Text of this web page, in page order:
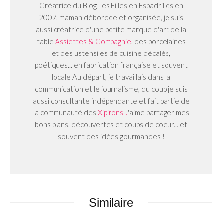
Créatrice du Blog Les Filles en Espadrilles en
2007, maman débordée et organisée, je suis
aussi créatrice d'une petite marque d'art de la
table Assiettes & Compagnie, des porcelaines
et des ustensiles de cuisine décalés,
poétiques... en fabrication française et souvent
locale Au départ, je travaillais dans la
communication et le journalisme, du coup je suis
aussi consultante indépendante et fait partie de
la communauté des Xipirons J'aime partager mes
bons plans, découvertes et coups de coeur... et
souvent des idées gourmandes !
Similaire